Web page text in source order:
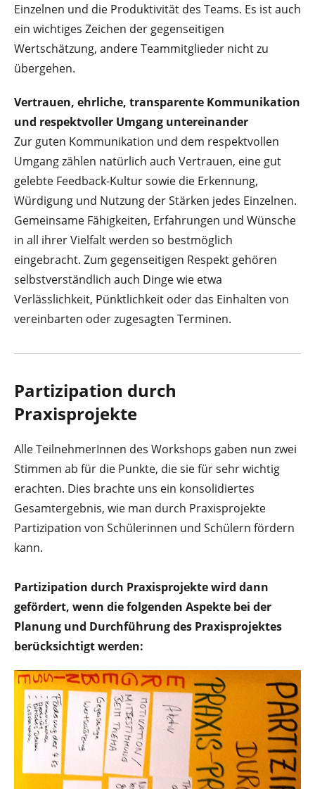
Einzelnen und die Produktivität des Teams. Es ist auch
ein wichtiges Zeichen der gegenseitigen
Wertschätzung, andere Teammitglieder nicht zu
übergehen.
Vertrauen, ehrliche, transparente Kommunikation
und respektvoller Umgang untereinander
Zur guten Kommunikation und dem respektvollen
Umgang zählen natürlich auch Vertrauen, eine gut
gelebte Feedback-Kultur sowie die Erkennung,
Würdigung und Nutzung der Stärken jedes Einzelnen.
Gemeinsame Fähigkeiten, Erfahrungen und Wünsche
in all ihrer Vielfalt werden so bestmöglich
eingebracht. Zum gegenseitigen Respekt gehören
selbstverständlich auch Dinge wie etwa
Verlässlichkeit, Pünktlichkeit oder das Einhalten von
vereinbarten oder zugesagten Terminen.
Partizipation durch
Praxisprojekte
Alle TeilnehmerInnen des Workshops gaben nun zwei
Stimmen ab für die Punkte, die sie für sehr wichtig
erachten. Dies brachte uns ein konsolidiertes
Gesamtergebnis, wie man durch Praxisprojekte
Partizipation von Schülerinnen und Schülern fördern
kann.
Partizipation durch Praxisprojekte wird dann
gefördert, wenn die folgenden Aspekte bei der
Planung und Durchführung des Praxisprojektes
berücksichtigt werden: